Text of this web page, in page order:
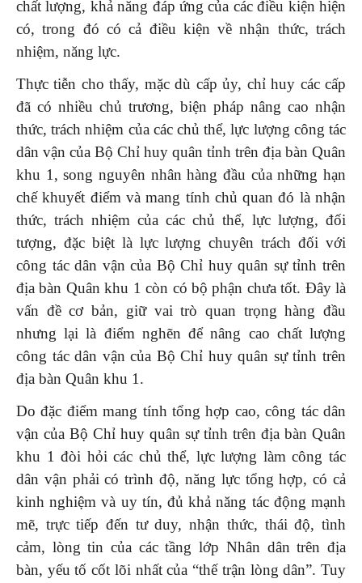
chất lượng, khả năng đáp ứng của các điều kiện hiện
có, trong đó có cả điều kiện về nhận thức, trách
nhiệm, năng lực.
Thực tiễn cho thấy, mặc dù cấp ủy, chỉ huy các cấp
đã có nhiều chủ trương, biện pháp nâng cao nhận
thức, trách nhiệm của các chủ thể, lực lượng công tác
dân vận của Bộ Chỉ huy quân tỉnh trên địa bàn Quân
khu 1, song nguyên nhân hàng đầu của những hạn
chế khuyết điểm và mang tính chủ quan đó là nhận
thức, trách nhiệm của các chủ thể, lực lượng, đối
tượng, đặc biệt là lực lượng chuyên trách đối với
công tác dân vận của Bộ Chỉ huy quân sự tỉnh trên
địa bàn Quân khu 1 còn có bộ phận chưa tốt. Đây là
vấn đề cơ bản, giữ vai trò quan trọng hàng đầu
nhưng lại là điểm nghẽn để nâng cao chất lượng
công tác dân vận của Bộ Chỉ huy quân sự tỉnh trên
địa bàn Quân khu 1.
Do đặc điểm mang tính tổng hợp cao, công tác dân
vận của Bộ Chỉ huy quân sự tỉnh trên địa bàn Quân
khu 1 đòi hỏi các chủ thể, lực lượng làm công tác
dân vận phải có trình độ, năng lực tổng hợp, có cả
kinh nghiệm và uy tín, đủ khả năng tác động mạnh
mẽ, trực tiếp đến tư duy, nhận thức, thái độ, tình
cảm, lòng tin của các tầng lớp Nhân dân trên địa
bàn, yếu tố cốt lõi nhất của “thế trận lòng dân”. Tuy